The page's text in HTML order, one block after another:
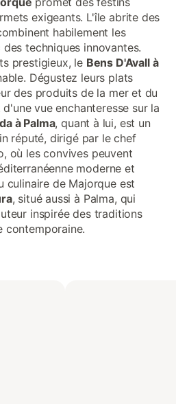
exigeants. L'île abrite des
habilement les
techniques innovantes.
prestigieux, le Bens D'Avall à
Dégustez leurs plats
des produits de la mer et du
vue enchanteresse sur la
à Palma, quant à lui, est un
réputé, dirigé par le chef
où les convives peuvent
moderne et
culinaire de Majorque est
, situé aussi à Palma, qui
inspirée des traditions
contemporaine.